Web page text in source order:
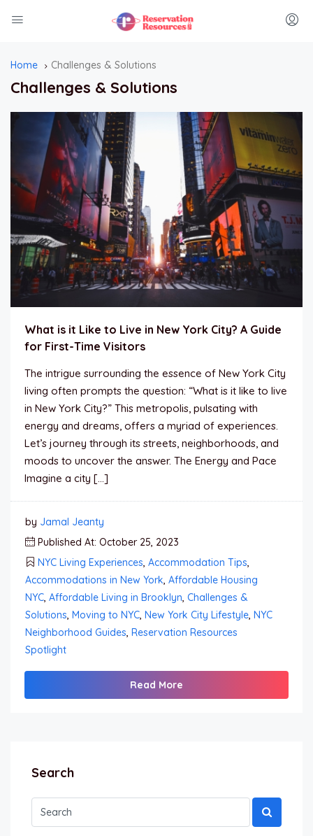
Home Challenges & Solutions
Challenges & Solutions
What is it Like to Live in New York City? A Guide
for First-Time Visitors
The intrigue surrounding the essence of New York City
living often prompts the question: “What is it like to live
in New York City?” This metropolis, pulsating with
energy and dreams, offers a myriad of experiences.
Let’s journey through its streets, neighborhoods, and
moods to uncover the answer. The Energy and Pace
Imagine a city […]
by Jamal Jeanty
Published At: October 25, 2023
NYC Living Experiences, Accommodation Tips,
Accommodations in New York, Affordable Housing
NYC, Affordable Living in Brooklyn, Challenges &
Solutions, Moving to NYC, New York City Lifestyle, NYC
Neighborhood Guides, Reservation Resources
Spotlight
Read More
Search